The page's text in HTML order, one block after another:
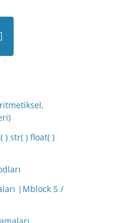
) str( ) float( )
|Mblock 5 /